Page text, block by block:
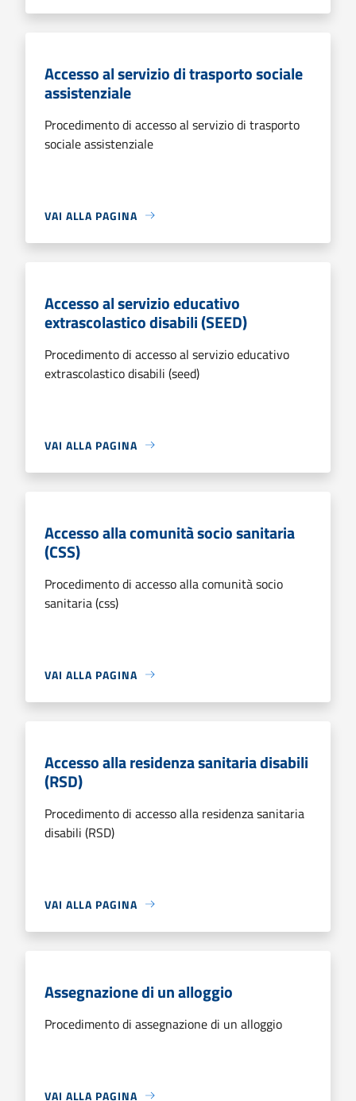
Accesso al servizio di trasporto sociale
assistenziale
Procedimento di accesso al servizio di trasporto
sociale assistenziale
VAI ALLA PAGINA
Accesso al servizio educativo
extrascolastico disabili (SEED)
Procedimento di accesso al servizio educativo
extrascolastico disabili (seed)
VAI ALLA PAGINA
Accesso alla comunità socio sanitaria
(CSS)
Procedimento di accesso alla comunità socio
sanitaria (css)
VAI ALLA PAGINA
Accesso alla residenza sanitaria disabili
(RSD)
Procedimento di accesso alla residenza sanitaria
disabili (RSD)
VAI ALLA PAGINA
Assegnazione di un alloggio
Procedimento di assegnazione di un alloggio
VAI ALLA PAGINA